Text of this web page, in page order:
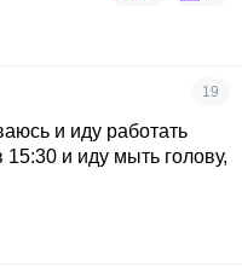
19
и иду работать
и иду мыть голову,